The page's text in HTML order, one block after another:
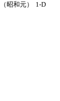
昭和元） 1-D